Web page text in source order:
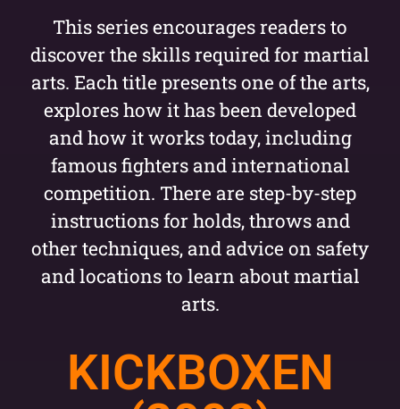
This series encourages readers to
discover the skills required for martial
arts. Each title presents one of the arts,
explores how it has been developed
and how it works today, including
famous fighters and international
competition. There are step-by-step
instructions for holds, throws and
other techniques, and advice on safety
and locations to learn about martial
arts.
KICKBOXEN